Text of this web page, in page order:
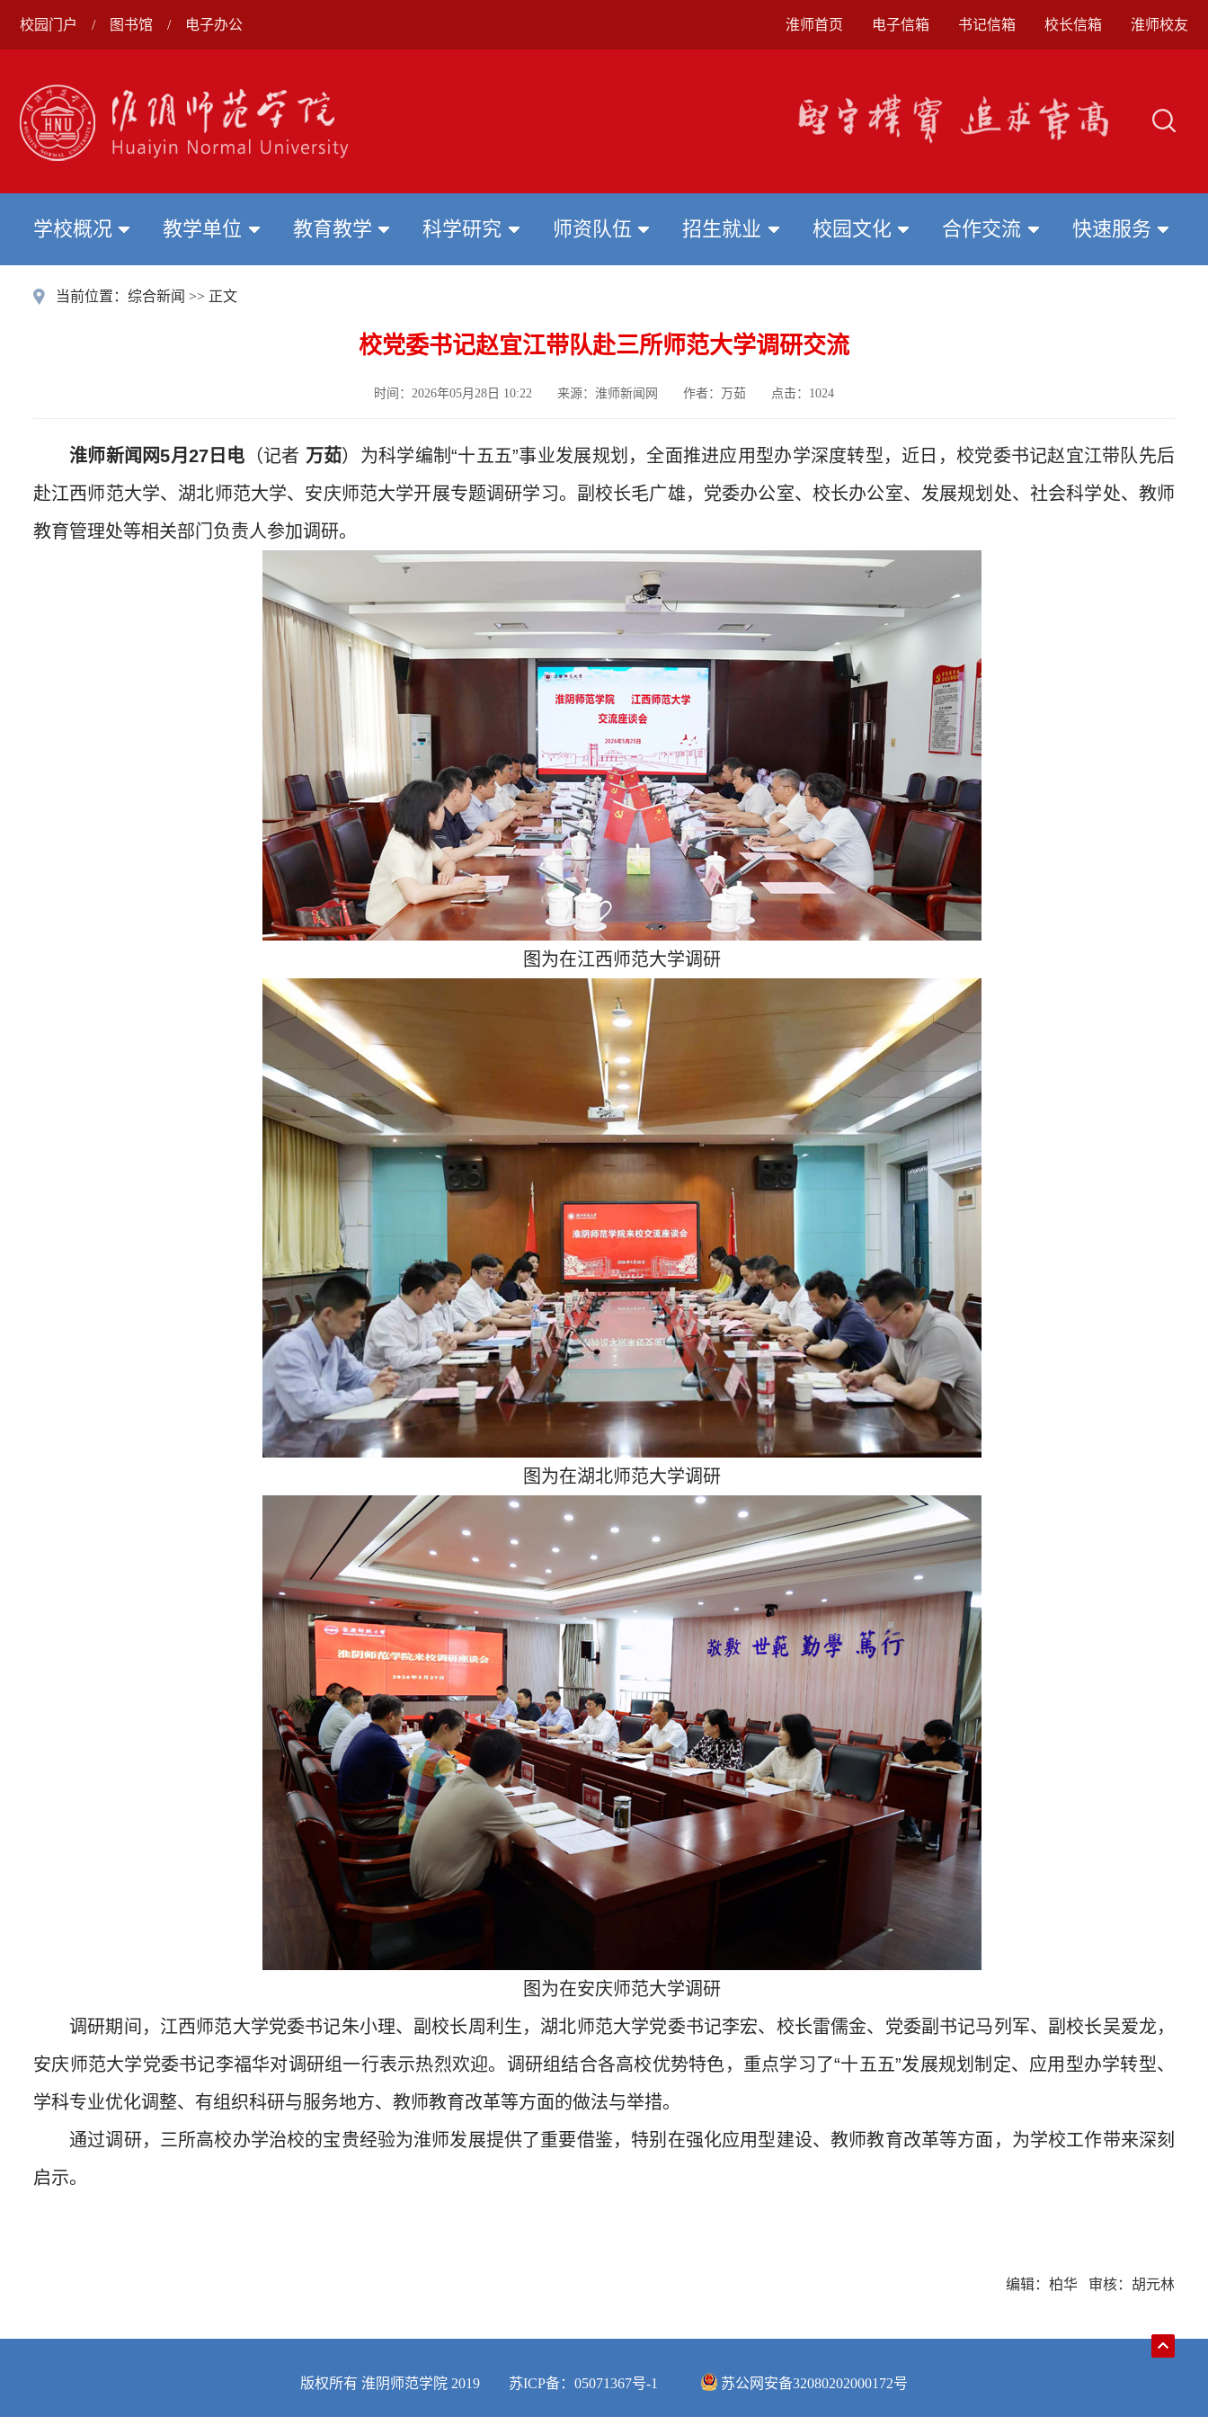
校园门户 / 图书馆 / 电子办公 淮师首页 电子信箱 书记信箱 校长信箱 淮师校友
学校概况 教学单位 教育教学 科学研究 师资队伍 招生就业 校园文化 合作交流 快速服务
当前位置： 综合新闻 >> 正文
校党委书记赵宜江带队赴三所师范大学调研交流
时间：2026年05月28日 10:22 来源：淮师新闻网 作者：万茹 点击： 1024
淮师新闻网5月27日电 （记者 万茹）为科学编制“十五五”事业发展规划，全面推进应用型办学深度转型，近日，校党委书记赵宜江带队先后
赴江西师范大学、湖北师范大学、安庆师范大学开展专题调研学习。副校长毛广雄，党委办公室、校长办公室、发展规划处、社会科学处、教师
教育管理处等相关部门负责人参加调研。
图为在江西师范大学调研
图为在湖北师范大学调研
图为在安庆师范大学调研
调研期间，江西师范大学党委书记朱小理、副校长周利生，湖北师范大学党委书记李宏、校长雷儒金、党委副书记马列军、副校长吴爱龙，
安庆师范大学党委书记李福华对调研组一行表示热烈欢迎。调研组结合各高校优势特色，重点学习了“十五五”发展规划制定、应用型办学转型、
学科专业优化调整、有组织科研与服务地方、教师教育改革等方面的做法与举措。
通过调研，三所高校办学治校的宝贵经验为淮师发展提供了重要借鉴，特别在强化应用型建设、教师教育改革等方面，为学校工作带来深刻
启示。
编辑：柏华 审核：胡元林
版权所有 淮阴师范学院 2019 苏ICP备：05071367号-1 苏公网安备32080202000172号